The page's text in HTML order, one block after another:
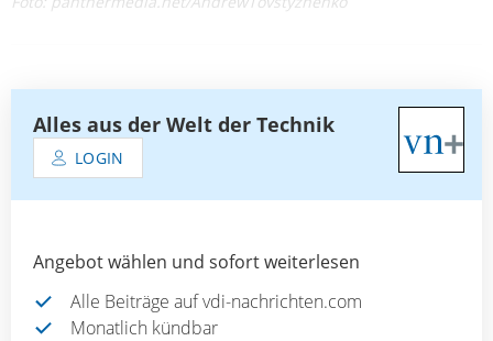
Alles aus der Welt der Technik
LOGIN
Angebot wählen und sofort weiterlesen
Alle Beiträge auf vdi-nachrichten.com
Monatlich kündbar